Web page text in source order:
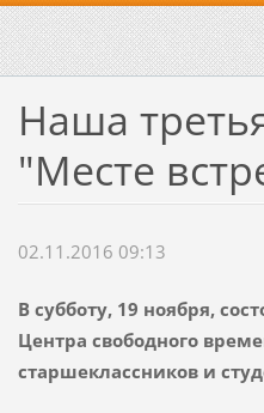
Наша
"Месте
02.11.2016 09:13
В субботу, 19 ноября,
Центра свободного
старшеклассников и